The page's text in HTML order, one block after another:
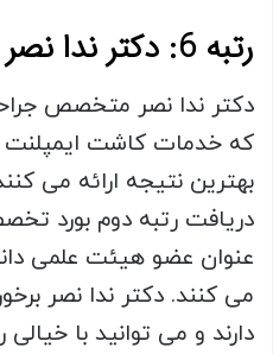
رتبه 6: دکتر ندا نصر
دکتر ندا نصر متخصص
که خدمات کاشت ایمپلنت
بهترین نتیجه ارائه می
دریافت رتبه دوم بورد
عنوان عضو هیئت علمی
می کنند. دکتر ندا نصر
دارند و می توانید با